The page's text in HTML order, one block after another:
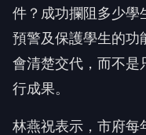
件？成功攔阻多少學
預警及保護學生的功
會清楚交代，而不是
行成果。
林燕祝表示，市府每